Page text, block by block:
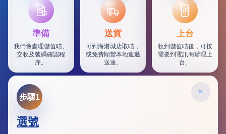
準備
我們會處理儲值咭、
交收及號碼確認程
序。
SF
送貨
可到海港城店取咭，
或免費順豐本地速遞
送達。
上台
收到儲值咭後，可按
需要到電訊商辦理上
台。
×
步驟1
選號